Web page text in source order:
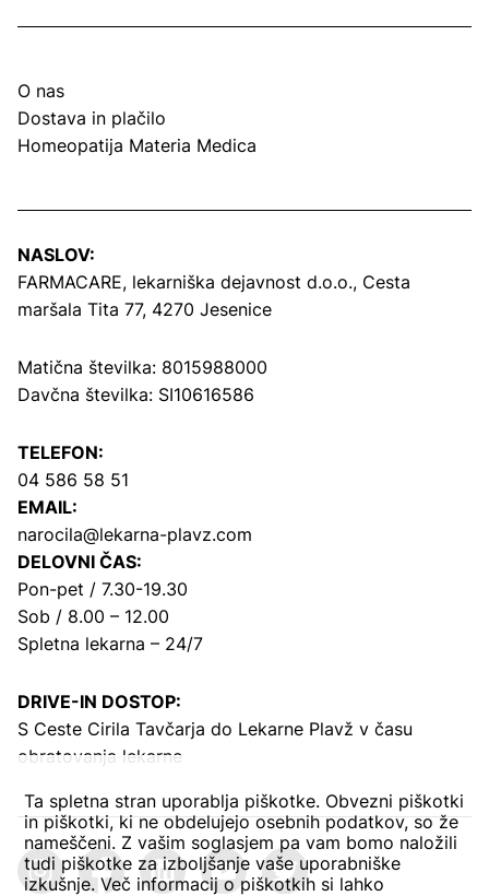
O nas
Dostava in plačilo
Homeopatija Materia Medica
NASLOV:
FARMACARE, lekarniška dejavnost d.o.o., Cesta
maršala Tita 77, 4270 Jesenice
Matična številka: 8015988000
Davčna številka: SI10616586
TELEFON:
04 586 58 51
EMAIL:
narocila@lekarna-plavz.com
DELOVNI ČAS:
Pon-pet / 7.30-19.30
Sob / 8.00 – 12.00
Spletna lekarna – 24/7
DRIVE-IN DOSTOP:
S Ceste Cirila Tavčarja do Lekarne Plavž v času
obratovanja lekarne
Ta spletna stran uporablja piškotke. Obvezni piškotki
in piškotki, ki ne obdelujejo osebnih podatkov, so že
nameščeni. Z vašim soglasjem pa vam bomo naložili
tudi piškotke za izboljšanje vaše uporabniške
izkušnje. Več informacij o piškotkih si lahko